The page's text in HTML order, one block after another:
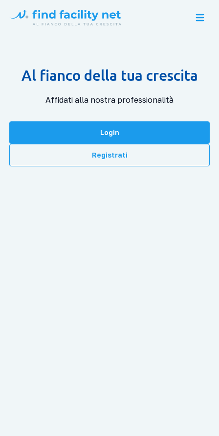
Open
Al fianco della tua crescita
Affidati alla nostra professionalità
Login
Registrati